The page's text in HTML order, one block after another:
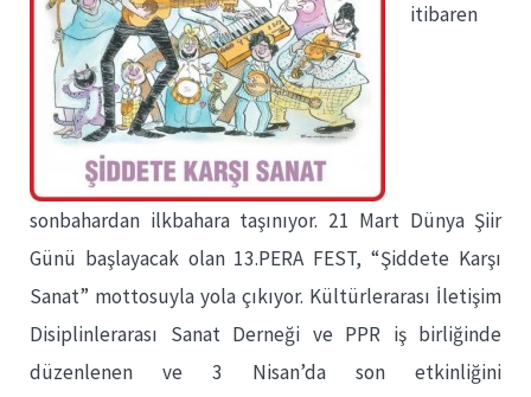
itibaren
sonbahardan ilkbahara taşınıyor. 21 Mart Dünya Şiir
Günü başlayacak olan 13.PERA FEST, “Şiddete Karşı
Sanat” mottosuyla yola çıkıyor. Kültürlerarası İletişim
Disiplinlerarası Sanat Derneği ve PPR iş birliğinde
düzenlenen ve 3 Nisan’da son etkinliğini